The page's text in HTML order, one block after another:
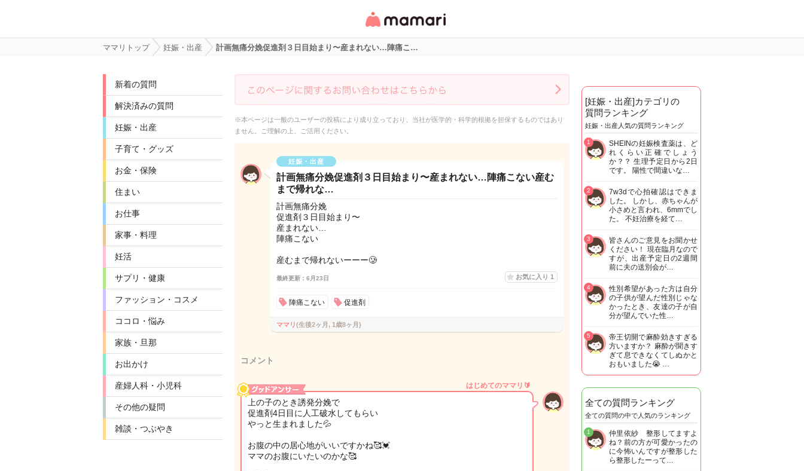
リ・情報サイト
ママリトップ 妊娠・出産 計画無痛分娩促進剤３日目始まり〜産まれない…陣痛こ…
新着の質問
解決済みの質問
妊娠・出産
子育て・グッズ
お金・保険
住まい
お仕事
家事・料理
妊活
サプリ・健康
ファッション・コスメ
ココロ・悩み
家族・旦那
お出かけ
産婦人科・小児科
その他の疑問
雑談・つぶやき
※本ページは一般のユーザーの投稿により成り立っており、当社が医学的・科学的根拠を担保するものではあり
ません。ご理解の上、ご活用ください。
妊娠・出産
計画無痛分娩促進剤３日目始まり〜産まれない…陣痛こない産む
まで帰れな…
計画無痛分娩
促進剤３日目始まり〜
産まれない…
陣痛こない
産むまで帰れないーーー🥲
最終更新：6月23日 お気に入り 1
陣痛こない 促進剤
ママリ(生後2ヶ月, 1歳8ヶ月)
コメント
はじめてのママリ🔰
上の子のとき誘発分娩で
促進剤4日目に人工破水してもらい
やっと生まれました💦
お腹の中の居心地がいいですかね🥰💓
ママのお腹にいたいのかな🥰
[妊娠・出産]カテゴリの
質問ランキング
妊娠・出産人気の質問ランキング
SHEINの妊娠検査薬は、ど
れくらい正確でしょう
か？？ 生理予定日から2日
です。 陽性で間違いな…
1
7w3dで心拍確認はできま
した。 しかし、赤ちゃんが
小さめと言われ、6mmでし
た。 不妊治療を経て…
2
皆さんのご意見をお聞かせ
ください！ 現在臨月なので
すが、出産予定日の2週間
前に夫の送別会が…
3
性別希望があった方は自分
の子供が望んだ性別じゃな
かったとき、友達の子が自
分が望んでいた性…
4
帝王切開で麻酔効きすぎる
方いますか？ 麻酔が聞きす
ぎて息できなくてしぬかと
おもいました😭 …
5
全ての質問ランキング
全ての質問の中で人気のランキング
仲里依紗 整形してますよ
ね？前の方が可愛かったの
に今怖いんですが整形した
ら整形したーって…
1